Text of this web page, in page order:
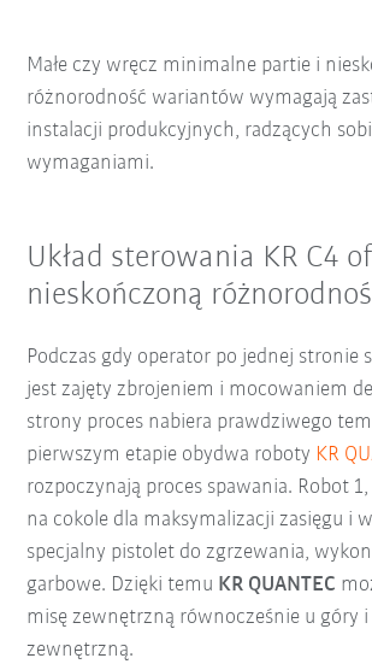
Małe czy wręcz minimalne partie i
różnorodność wariantów wymagają
instalacji produkcyjnych, radzących
wymaganiami.
Układ sterowania KR C4
nieskończoną
Podczas gdy operator po jednej stronie
jest zajęty zbrojeniem i mocowaniem
strony proces nabiera prawdziwego
pierwszym etapie obydwa roboty KR
rozpoczynają proces spawania. Robot
na cokole dla maksymalizacji zasięgu i
specjalny pistolet do zgrzewania,
garbowe. Dzięki temu KR QUANTEC
misę zewnętrzną równocześnie u góry i
zewnętrzną.